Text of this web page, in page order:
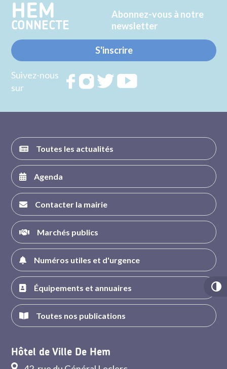
HEM
CONNECTE
Abonnez-vous à notre
newsletter
S'inscrire
Suivez-nous
sur
RejoignezRejoignezRejoignez
Toutes les actualités
Agenda
Contacter la mairie
Marchés publics
Numéros utiles et d'urgence
Équipements et annuaires
Toutes nos publications
Hôtel de Ville De Hem